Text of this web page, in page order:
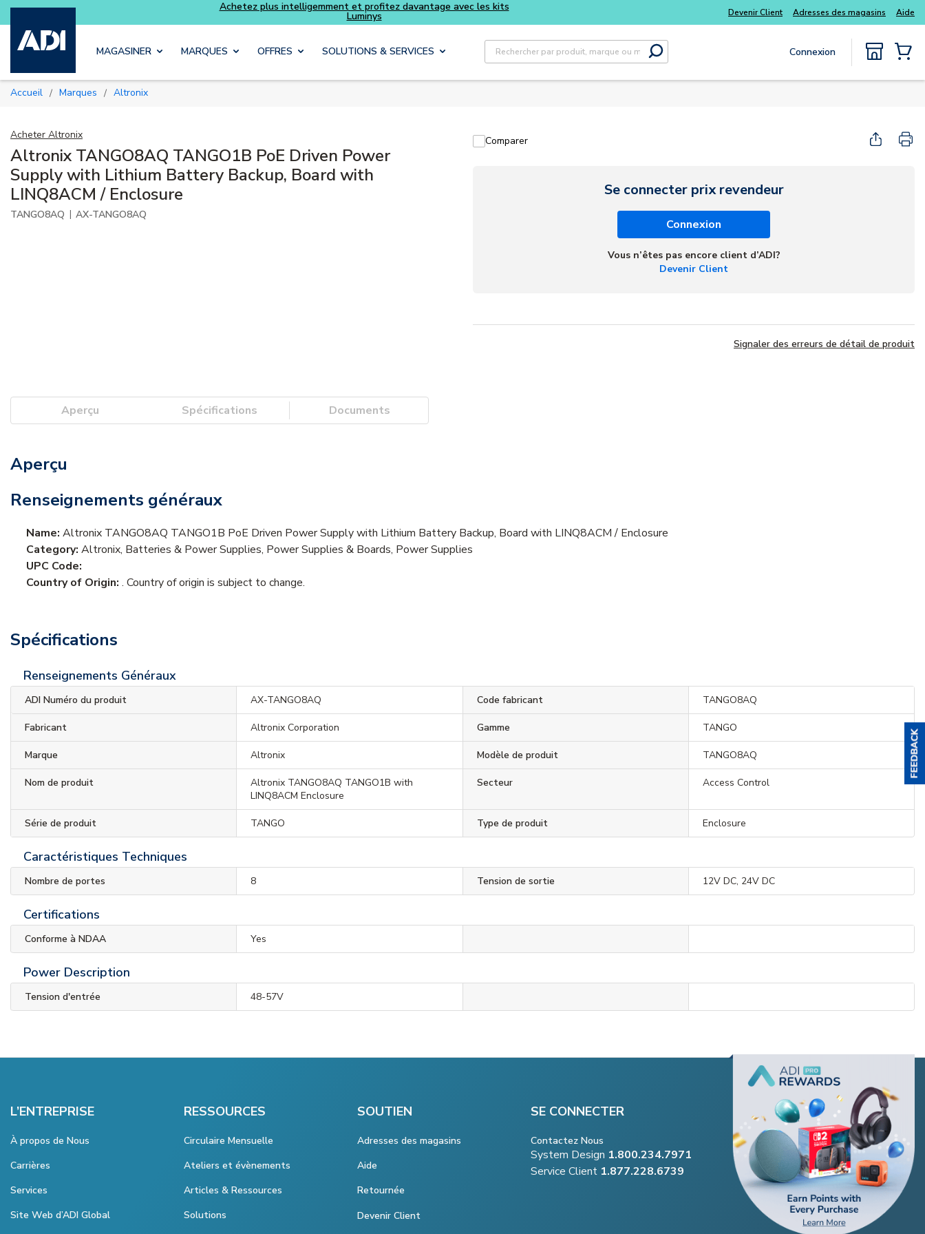
Skip to main content
et profitez davantage avec les kits Devenir Client Adresses des magasins Aide
MAGASINER MARQUES OFFRES SOLUTIONS & SERVICES
Recherche sur le site
Soumettre la recherche
Connexion
Accueil / Marques / Altronix
Acheter Altronix
Altronix TANGO8AQ TANGO1B PoE Driven Power
Supply with Lithium Battery Backup, Board with
LINQ8ACM / Enclosure
TANGO8AQ | AX-TANGO8AQ
Comparer
Se connecter prix revendeur
Connexion
Vous n’êtes pas encore client d’ADI?
Devenir Client
Signaler des erreurs de détail de produit
Aperçu Spécifications Documents
Aperçu
Renseignements généraux
Name: Altronix TANGO8AQ TANGO1B PoE Driven Power Supply with Lithium Battery Backup, Board with LINQ8ACM / Enclosure
Category: Altronix, Batteries & Power Supplies, Power Supplies & Boards, Power Supplies
UPC Code:
Country of Origin: . Country of origin is subject to change.
Spécifications
Renseignements Généraux
ADI Numéro du produit AX-TANGO8AQ Code fabricant TANGO8AQ
Fabricant Altronix Corporation Gamme TANGO
Marque Altronix Modèle de produit TANGO8AQ
Nom de produit
Altronix TANGO8AQ TANGO1B with
LINQ8ACM Enclosure
Secteur Access Control
Série de produit TANGO Type de produit Enclosure
Caractéristiques Techniques
Nombre de portes 8 Tension de sortie 12V DC, 24V DC
Certifications
Conforme à NDAA Yes
Power Description
Tension d'entrée 48-57V
L’ENTREPRISE
À propos de Nous
Carrières
Services
Site Web d’ADI Global
RESSOURCES
Circulaire Mensuelle
Ateliers et évènements
Articles & Ressources
Solutions
SOUTIEN
Adresses des magasins
Aide
Retournée
Devenir Client
SE CONNECTER
Contactez Nous
System Design 1.800.234.7971
Service Client 1.877.228.6739